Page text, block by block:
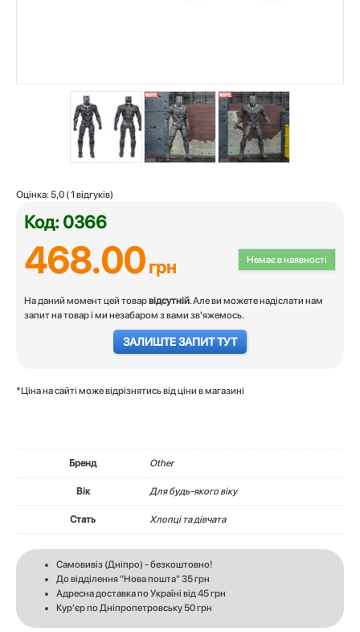
Оцінка: 5,0 (1 відгуків)
Код: 0366
Немає в наявності
468.00грн
На даний момент цей товарвідсутній. Але ви можете надіслати нам
запит на товар і ми незабаром з вами зв'яжемось.
ЗАЛИШТЕ ЗАПИТ ТУТ
*Ціна на сайті може відрізнятись від ціни в магазині
Бренд Other
Вік Для будь-якого віку
Стать Хлопці та дівчата
Самовивіз (Дніпро) - безкоштовно!
До відділення "Нова пошта" 35 грн
Адресна доставка по Україні від 45 грн
Кур'єр по Дніпропетровську 50 грн